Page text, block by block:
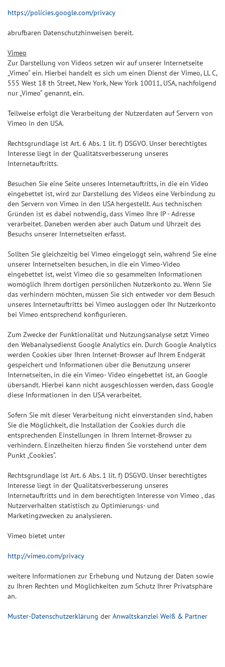
https://policies.google.com/privacy
abrufbaren Datenschutzhinweisen bereit.
Vimeo
Zur Darstellung von Videos setzen wir auf unserer Internetseite
„Vimeo“ ein. Hierbei handelt es sich um einen Dienst der Vimeo, LL C,
555 West 18 th Street, New York, New York 10011, USA, nachfolgend
nur „Vimeo“ genannt, ein.
Teilweise erfolgt die Verarbeitung der Nutzerdaten auf Servern von
Vimeo in den USA.
Rechtsgrundlage ist Art. 6 Abs. 1 lit. f) DSGVO. Unser berechtigtes
Interesse liegt in der Qualitätsverbesserung unseres
Internetauftritts.
Besuchen Sie eine Seite unseres Internetauftritts, in die ein Video
eingebettet ist, wird zur Darstellung des Videos eine Verbindung zu
den Servern von Vimeo in den USA hergestellt. Aus technischen
Gründen ist es dabei notwendig, dass Vimeo Ihre IP - Adresse
verarbeitet. Daneben werden aber auch Datum und Uhrzeit des
Besuchs unserer Internetseiten erfasst.
Sollten Sie gleichzeitig bei Vimeo eingeloggt sein, während Sie eine
unserer Internetseiten besuchen, in die ein Vimeo-Video
eingebettet ist, weist Vimeo die so gesammelten Informationen
womöglich Ihrem dortigen persönlichen Nutzerkonto zu. Wenn Sie
das verhindern möchten, müssen Sie sich entweder vor dem Besuch
unseres Internetauftritts bei Vimeo ausloggen oder Ihr Nutzerkonto
bei Vimeo entsprechend konfigurieren.
Zum Zwecke der Funktionalität und Nutzungsanalyse setzt Vimeo
den Webanalysedienst Google Analytics ein. Durch Google Analytics
werden Cookies über Ihren Internet-Browser auf Ihrem Endgerät
gespeichert und Informationen über die Benutzung unserer
Internetseiten, in die ein Vimeo- Video eingebettet ist, an Google
übersandt. Hierbei kann nicht ausgeschlossen werden, dass Google
diese Informationen in den USA verarbeitet.
Sofern Sie mit dieser Verarbeitung nicht einverstanden sind, haben
Sie die Möglichkeit, die Installation der Cookies durch die
entsprechenden Einstellungen in Ihrem Internet-Browser zu
verhindern. Einzelheiten hierzu finden Sie vorstehend unter dem
Punkt „Cookies“.
Rechtsgrundlage ist Art. 6 Abs. 1 lit. f) DSGVO. Unser berechtigtes
Interesse liegt in der Qualitätsverbesserung unseres
Internetauftritts und in dem berechtigten Interesse von Vimeo , das
Nutzerverhalten statistisch zu Optimierungs- und
Marketingzwecken zu analysieren.
Vimeo bietet unter
http://vimeo.com/privacy
weitere Informationen zur Erhebung und Nutzung der Daten sowie
zu Ihren Rechten und Möglichkeiten zum Schutz Ihrer Privatsphäre
an.
Muster-Datenschutzerklärung der Anwaltskanzlei Weiß & Partner